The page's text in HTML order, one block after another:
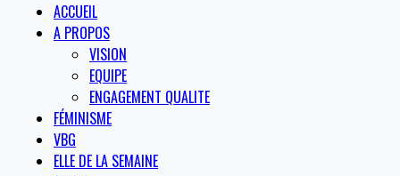
ACCUEIL
A PROPOS
VISION
EQUIPE
ENGAGEMENT QUALITE
FÉMINISME
VBG
ELLE DE LA SEMAINE